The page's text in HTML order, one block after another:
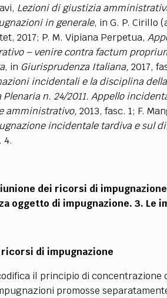
Lezioni di giustizia
in generale, in G. P. Cirillo
2017; P. M. Vipiana Perpetua,
– venire contra factum
, in Giurisprudenza Italiana, 2017,
incidentali e la disciplina
Plenaria n. 24/2011. Appello
amministrativo, 2013, fasc. 1; F.
incidentale tardiva e sul
4.
dei ricorsi di
oggetto di impugnazione. 3. Le
ricorsi di impugnazione
il principio di
promosse